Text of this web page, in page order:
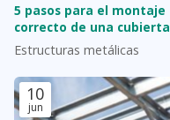
5 pasos para el montaje
correcto de una cubierta
metálica desde cero
Estructuras metálicas
10
jun